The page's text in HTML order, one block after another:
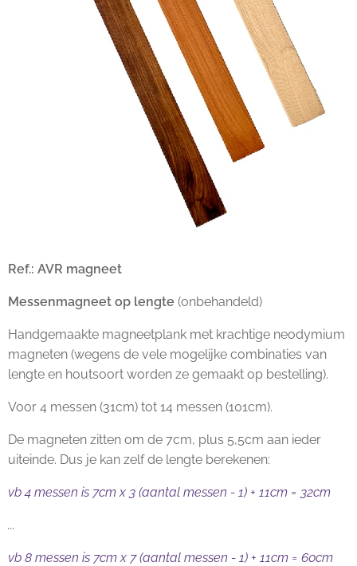
Ref.: AVR magneet
Messenmagneet op lengte (onbehandeld)
Handgemaakte magneetplank met krachtige neodymium
magneten (wegens de vele mogelijke combinaties van
lengte en houtsoort worden ze gemaakt op bestelling).
Voor 4 messen (31cm) tot 14 messen (101cm).
De magneten zitten om de 7cm, plus 5,5cm aan ieder
uiteinde. Dus je kan zelf de lengte berekenen:
vb 4 messen is 7cm x 3 (aantal messen - 1) + 11cm = 32cm
...
vb 8 messen is 7cm x 7 (aantal messen - 1) + 11cm = 60cm